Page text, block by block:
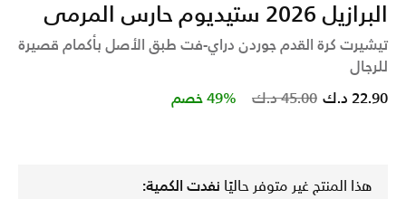
البرازيل 2026 ستيديوم حارس المرمى
تيشيرت كرة القدم جوردن دراي-فت طبق الأصل بأكمام قصيرة
للرجال
Price reduced from
45.00 د.ك to 22.90 د.ك 49% خصم
هذا المنتج غير متوفر حاليًا نفدت الكمية: